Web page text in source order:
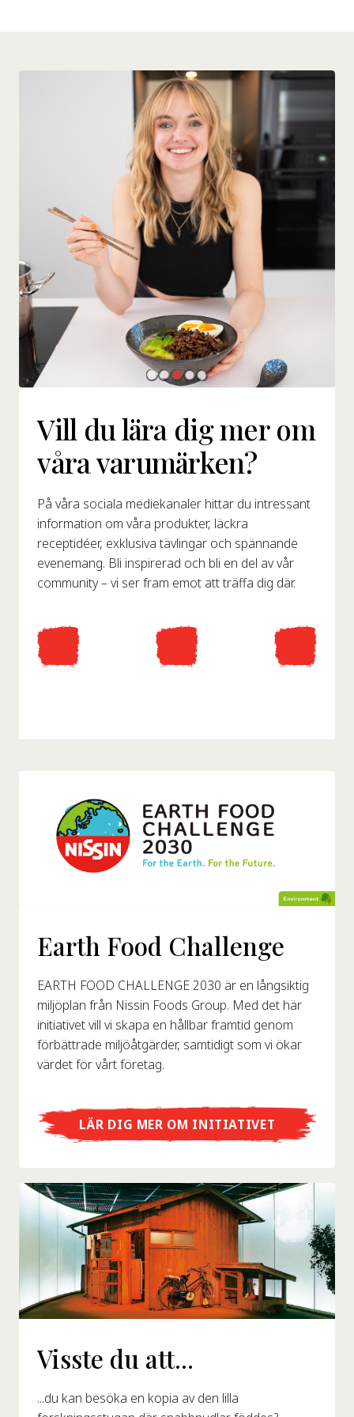
Vill du lära dig mer om
våra varumärken?
På våra sociala mediekanaler hittar du intressant
information om våra produkter, läckra
receptidéer, exklusiva tävlingar och spännande
evenemang. Bli inspirerad och bli en del av vår
community – vi ser fram emot att träffa dig där.
Earth Food Challenge
EARTH FOOD CHALLENGE 2030 är en långsiktig
miljöplan från Nissin Foods Group. Med det här
initiativet vill vi skapa en hållbar framtid genom
förbättrade miljöåtgärder, samtidigt som vi ökar
värdet för vårt företag.
LÄR DIG MER OM INITIATIVET
Visste du att...
...du kan besöka en kopia av den lilla